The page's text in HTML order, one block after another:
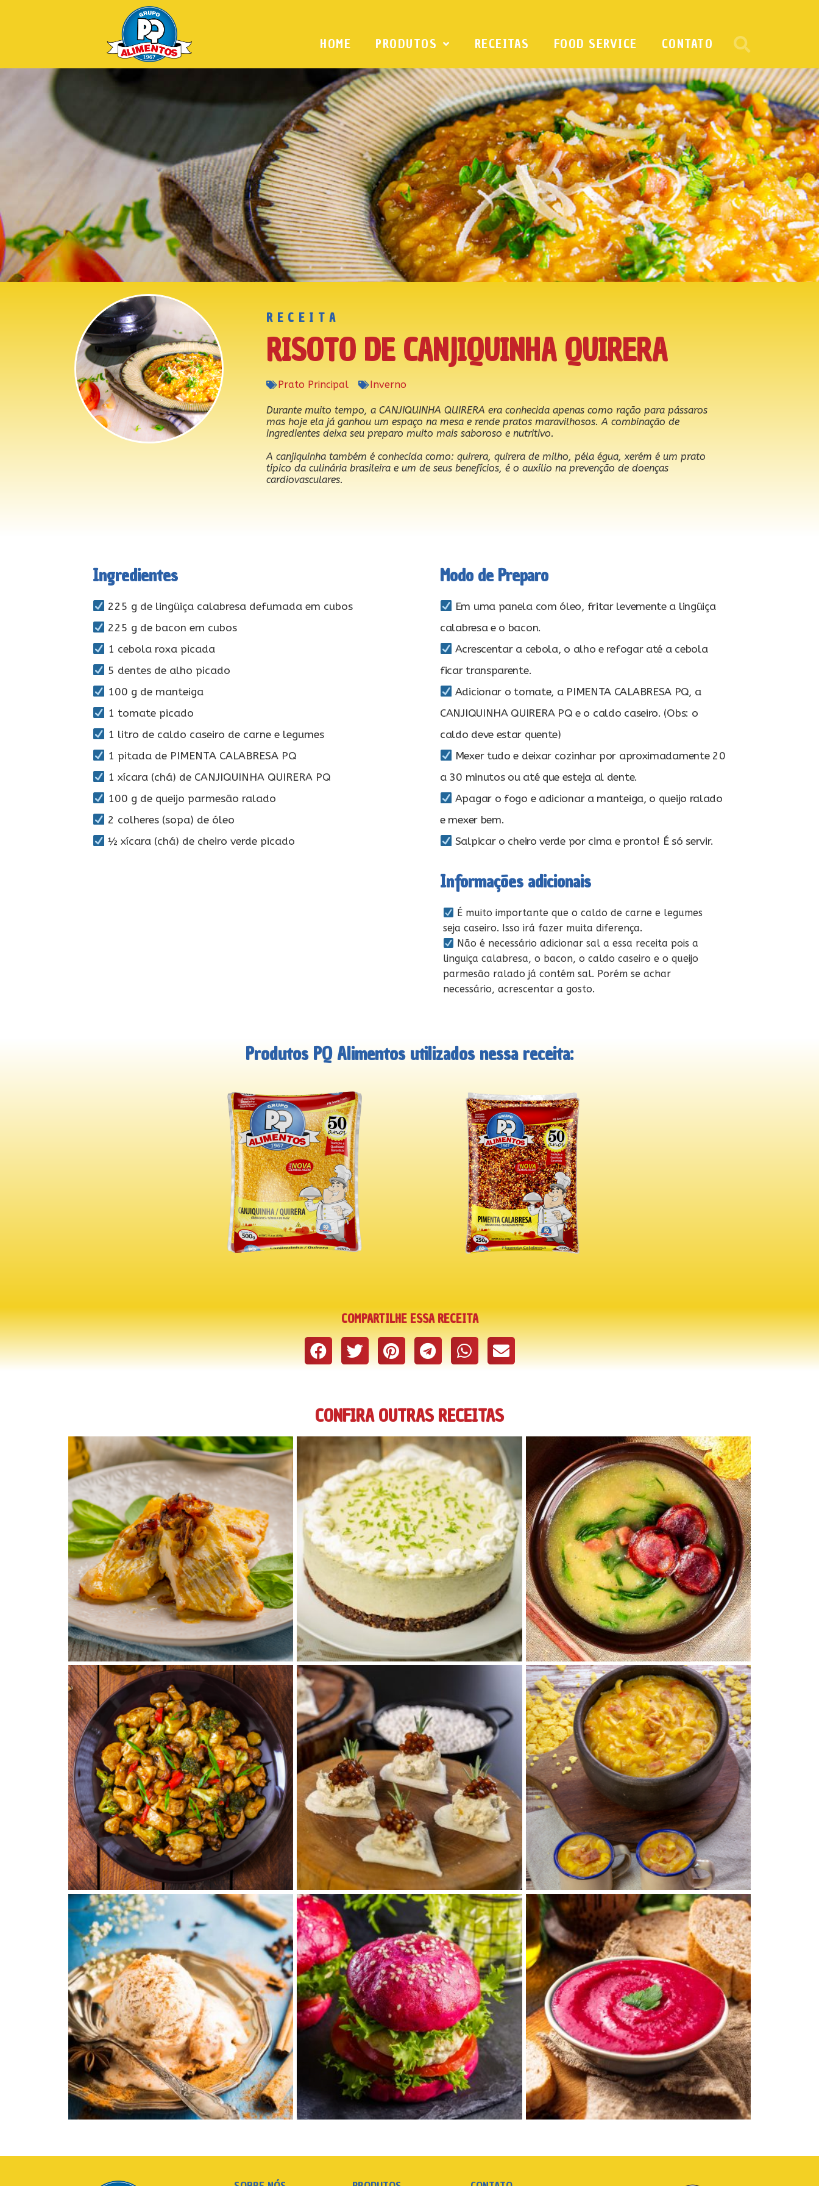
HOME PRODUTOS RECEITAS FOOD SERVICE CONTATO
RECEITA
RISOTO DE CANJIQUINHA QUIRERA
Prato Principal Inverno
Durante muito tempo, a CANJIQUINHA QUIRERA era conhecida apenas como ração para pássaros
mas hoje ela já ganhou um espaço na mesa e rende pratos maravilhosos. A combinação de
ingredientes deixa seu preparo muito mais saboroso e nutritivo.
A canjiquinha também é conhecida como: quirera, quirera de milho, péla égua, xerém é um prato
típico da culinária brasileira e um de seus benefícios, é o auxílio na prevenção de doenças
cardiovasculares.
Ingredientes
225 g de lingüiça calabresa defumada em cubos
225 g de bacon em cubos
1 cebola roxa picada
5 dentes de alho picado
100 g de manteiga
1 tomate picado
1 litro de caldo caseiro de carne e legumes
1 pitada de PIMENTA CALABRESA PQ
1 xícara (chá) de CANJIQUINHA QUIRERA PQ
100 g de queijo parmesão ralado
2 colheres (sopa) de óleo
½ xícara (chá) de cheiro verde picado
Modo de Preparo
Em uma panela com óleo, fritar levemente a lingüiça
calabresa e o bacon.
Acrescentar a cebola, o alho e refogar até a cebola
ficar transparente.
Adicionar o tomate, a PIMENTA CALABRESA PQ, a
CANJIQUINHA QUIRERA PQ e o caldo caseiro. (Obs: o
caldo deve estar quente)
Mexer tudo e deixar cozinhar por aproximadamente 20
a 30 minutos ou até que esteja al dente.
Apagar o fogo e adicionar a manteiga, o queijo ralado
e mexer bem.
Salpicar o cheiro verde por cima e pronto! É só servir.
Informações adicionais
É muito importante que o caldo de carne e legumes
seja caseiro. Isso irá fazer muita diferença.
Não é necessário adicionar sal a essa receita pois a
linguiça calabresa, o bacon, o caldo caseiro e o queijo
parmesão ralado já contém sal. Porém se achar
necessário, acrescentar a gosto.
Produtos PQ Alimentos utilizados nessa receita:
COMPARTILHE ESSA RECEITA
CONFIRA OUTRAS RECEITAS